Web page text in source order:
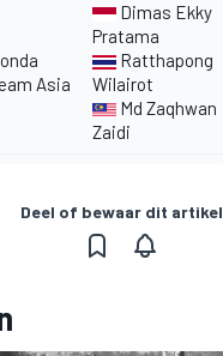
Asia
Dimas Ekky
Pratama
Ratthapong
Wilairot
Md Zaqhwan
Zaidi
Deel of bewaar dit artikel